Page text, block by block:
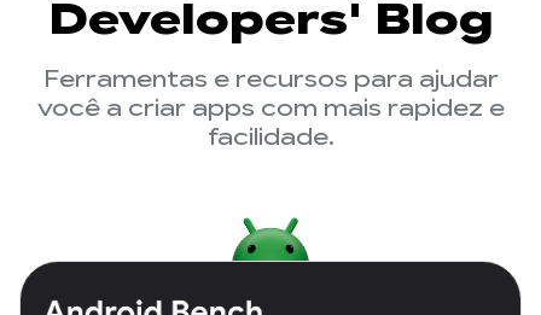
Developers' Blog
Ferramentas e recursos para ajudar
você a criar apps com mais rapidez e
facilidade.